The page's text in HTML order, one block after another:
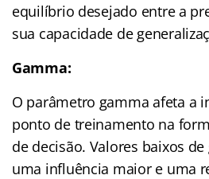
equilíbrio desejado entre a
sua capacidade de
Gamma:
O parâmetro gamma afeta a
ponto de treinamento na
de decisão. Valores baixos
uma influência maior e uma